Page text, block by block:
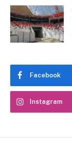
Facebook
Instagram